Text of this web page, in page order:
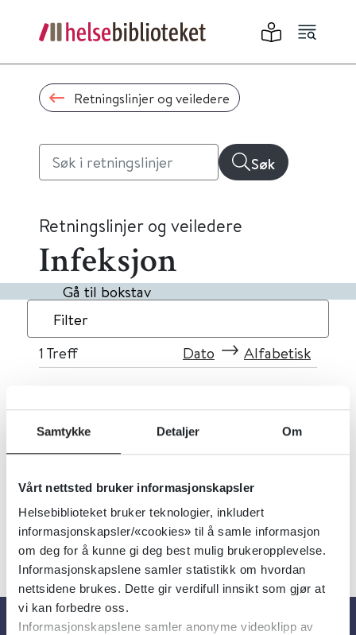
Samtykke Detaljer Om
Vårt nettsted bruker informasjonskapsler
Helsebiblioteket bruker teknologier, inkludert
informasjonskapsler/«cookies» til å samle informasjon
om deg for å kunne gi deg best mulig brukeropplevelse.
Informasjonskapslene samler statistikk om hvordan
nettsidene brukes. Dette gir verdifull innsikt som gjør at
vi kan forbedre oss.
Informasjonskapslene samler anonyme videoklipp av
Retningslinjer og veiledere
Søk
Retningslinjer og veiledere
Infeksjon
Gå til bokstav
Filter
1 Treff Dato Alfabetisk
undersøkelse av adoptivbarn -